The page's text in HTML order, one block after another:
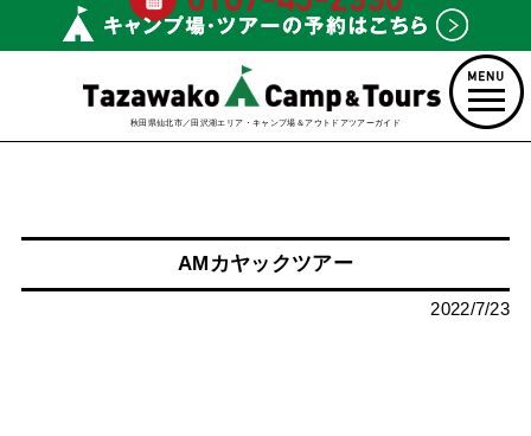
秋田県仙北市／田沢湖エリア・キャンプ場＆アウトドアツアーガイド
AMカヤックツアー
2022/7/23